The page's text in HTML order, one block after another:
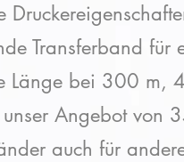
Transferband für
Länge bei 300 m,
unser Angebot
auch für